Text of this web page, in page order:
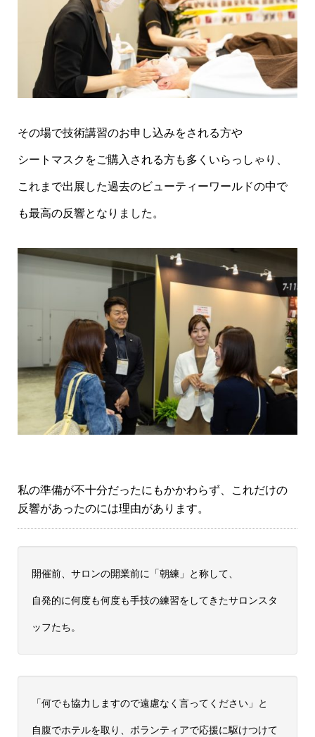
その場で技術講習のお申し込みをされる方や
シートマスクをご購入される方も多くいらっしゃり、
これまで出展した過去のビューティーワールドの中で
も最高の反響となりました。
私の準備が不十分だったにもかかわらず、これだけの
反響があったのには理由があります。
開催前、サロンの開業前に「朝練」と称して、
自発的に何度も何度も手技の練習をしてきたサロンスタ
ッフたち。
「何でも協力しますので遠慮なく言ってください」と
自腹でホテルを取り、ボランティアで応援に駆けつけて